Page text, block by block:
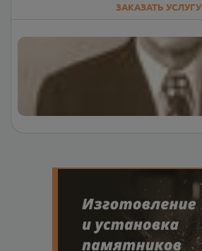
ЗАКАЗАТЬ УСЛУГУ